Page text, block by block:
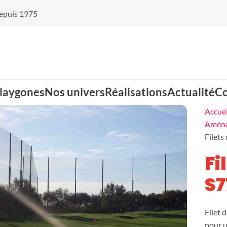
1975
Balançoires nid
d'oiseaux
Cabanes
Jeux d'eau Jeux d'optique
Nos universRéalisationsActualité
Filets
Filet
pour